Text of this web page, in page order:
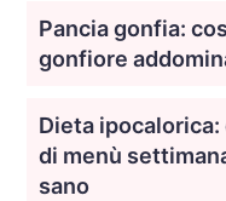
Pancia gonfia:
gonfiore
Dieta
di menù
sano